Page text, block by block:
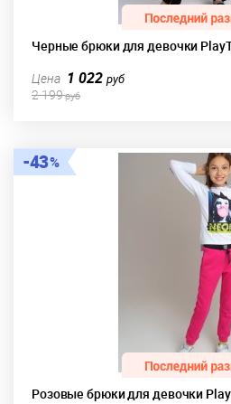
Черные брюки для девочки
Цена 1 022 руб
2 199руб
43
Розовые брюки для девочки